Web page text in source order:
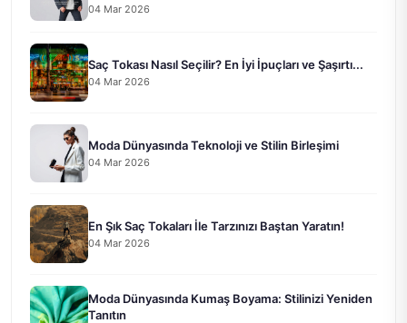
04 Mar 2026
Saç Tokası Nasıl Seçilir? En İyi İpuçları ve Şaşırtı...
04 Mar 2026
Moda Dünyasında Teknoloji ve Stilin Birleşimi
04 Mar 2026
En Şık Saç Tokaları İle Tarzınızı Baştan Yaratın!
04 Mar 2026
Moda Dünyasında Kumaş Boyama: Stilinizi Yeniden
Tanıtın